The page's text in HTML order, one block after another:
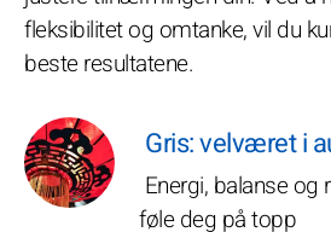
fleksibilitet og omtanke, vil du
beste resultatene.
Gris: velværet i
Energi, balanse og
føle deg på topp